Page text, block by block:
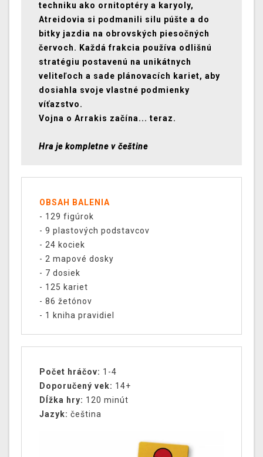
techniku ​​ako ornitoptéry a karyoly,
Atreidovia si podmanili silu púšte a do
bitky jazdia na obrovských piesočných
červoch. Každá frakcia používa odlišnú
stratégiu postavenú na unikátnych
veliteľoch a sade plánovacích kariet, aby
dosiahla svoje vlastné podmienky
víťazstvo.
Vojna o Arrakis začína... teraz.
Hra je kompletne v češtine
OBSAH BALENIA
- 129 figúrok
- 9 plastových podstavcov
- 24 kociek
- 2 mapové dosky
- 7 dosiek
- 125 kariet
- 86 žetónov
- 1 kniha pravidiel
Počet hráčov: 1-4
Doporučený vek: 14+
Dĺžka hry: 120 minút
Jazyk: čeština